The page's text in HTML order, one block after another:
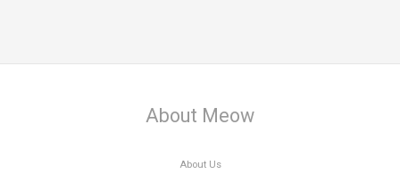
About Meow
About Us